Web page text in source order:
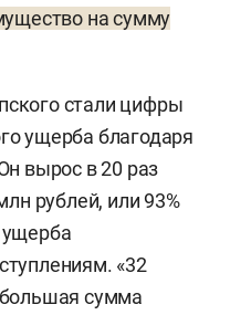
на сумму
стали цифры
ущерба благодаря
вырос в 20 раз
рублей, или 93%
«32
сумма